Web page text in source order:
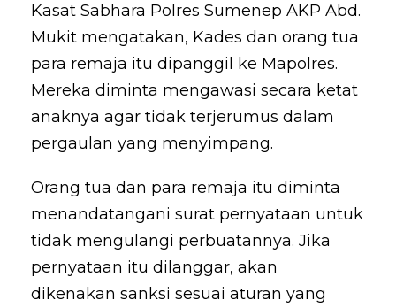
Kasat Sabhara Polres Sumenep AKP Abd.
Mukit mengatakan, Kades dan orang tua
para remaja itu dipanggil ke Mapolres.
Mereka diminta mengawasi secara ketat
anaknya agar tidak terjerumus dalam
pergaulan yang menyimpang.
Orang tua dan para remaja itu diminta
menandatangani surat pernyataan untuk
tidak mengulangi perbuatannya. Jika
pernyataan itu dilanggar, akan
dikenakan sanksi sesuai aturan yang